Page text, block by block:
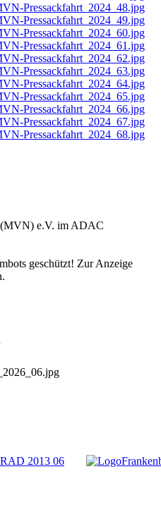
(MVN) e.V. im ADAC
geschützt! Zur Anzeige